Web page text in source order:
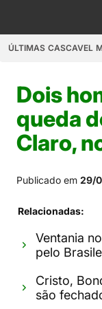
ÚLTIMAS CASCAVEL
Dois
queda
Claro,
Publicado em 29/
Relacionadas:
Ventania
pelo
Cristo,
são